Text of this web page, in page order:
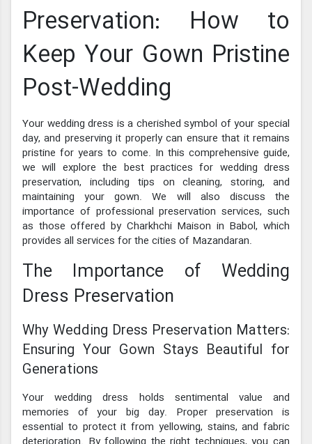
Preservation: How to
Keep Your Gown Pristine
Post-Wedding
Your wedding dress is a cherished symbol of your special
day, and preserving it properly can ensure that it remains
pristine for years to come. In this comprehensive guide,
we will explore the best practices for wedding dress
preservation, including tips on cleaning, storing, and
maintaining your gown. We will also discuss the
importance of professional preservation services, such
as those offered by Charkhchi Maison in Babol, which
provides all services for the cities of Mazandaran.
The Importance of Wedding
Dress Preservation
Why Wedding Dress Preservation Matters:
Ensuring Your Gown Stays Beautiful for
Generations
Your wedding dress holds sentimental value and
memories of your big day. Proper preservation is
essential to protect it from yellowing, stains, and fabric